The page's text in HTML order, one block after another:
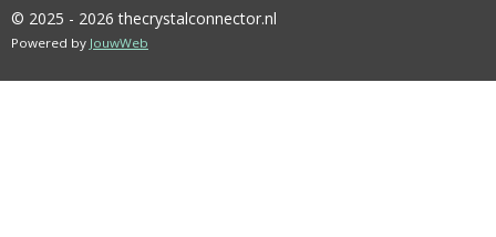
© 2025 - 2026 thecrystalconnector.nl
Powered by JouwWeb